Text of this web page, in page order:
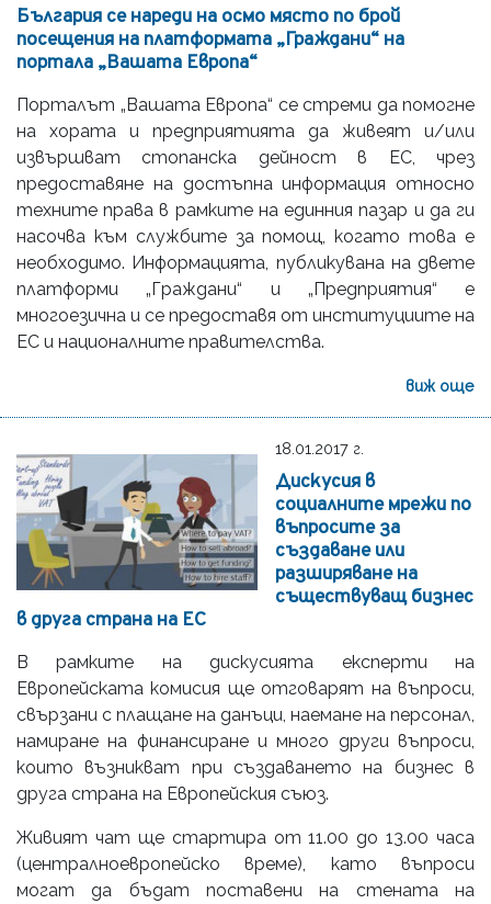
България се нареди на осмо място по брой
посещения на платформата „Граждани“ на
портала „Вашата Европа“
Порталът „Вашата Европа“ се стреми да помогне
на хората и предприятията да живеят и/или
извършват стопанска дейност в ЕС, чрез
предоставяне на достъпна информация относно
техните права в рамките на единния пазар и да ги
насочва към службите за помощ, когато това е
необходимо. Информацията, публикувана на двете
платформи „Граждани“ и „Предприятия“ е
многоезична и се предоставя от институциите на
ЕС и националните правителства.
виж още
18.01.2017 г.
Дискусия в
социалните мрежи по
въпросите за
създаване или
разширяване на
съществуващ бизнес
в друга страна на ЕС
В рамките на дискусията експерти на
Европейската комисия ще отговарят на въпроси,
свързани с плащане на данъци, наемане на персонал,
намиране на финансиране и много други въпроси,
които възникват при създаването на бизнес в
друга страна на Европейския съюз.
Живият чат ще стартира от 11.00 до 13.00 часа
(централноевропейско време), като въпроси
могат да бъдат поставени на стената на